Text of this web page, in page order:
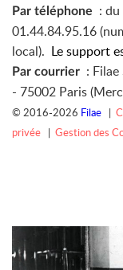
Par téléphone :
01.44.84.95.16
local). Le support
Par courrier :
- 75002 Paris
© 2016-2026 Filae |
privée | Gestion des